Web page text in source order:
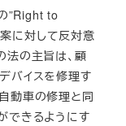
”Right to
に対して反対意
法の主旨は、顧
バイスを修理す
動車の修理と同
できるようにす